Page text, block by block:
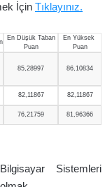
İçin Tıklayınız.
En Düşük Taban
Puan
En Yüksek
Puan
85,28997 86,10834
82,11867 82,11867
76,21759 81,96366
Sistemleri